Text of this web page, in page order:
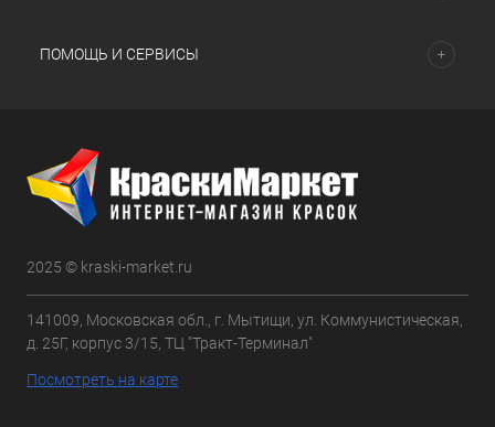
ПОМОЩЬ И СЕРВИСЫ
2025 © kraski-market.ru
141009, Московская обл., г. Мытищи, ул. Коммунистическая,
д. 25Г, корпус 3/15, ТЦ "Тракт-Терминал"
Посмотреть на карте